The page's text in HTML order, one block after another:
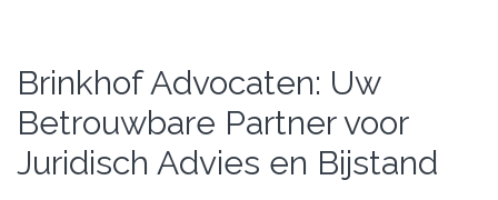
Brinkhof Advocaten: Uw
Betrouwbare Partner voor
Juridisch Advies en Bijstand